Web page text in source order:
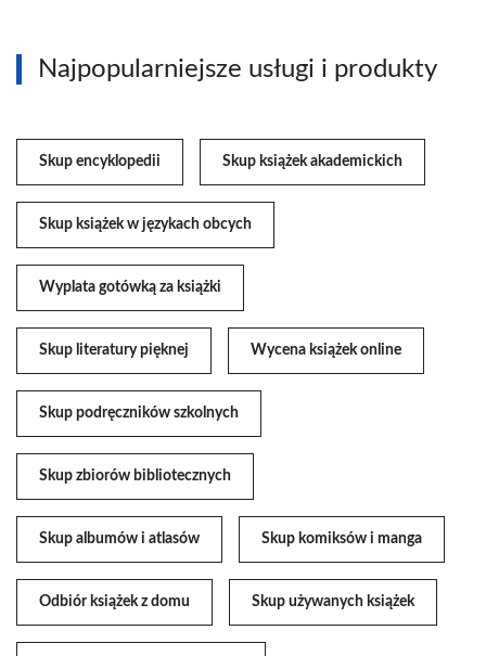
Najpopularniejsze usługi i produkty
Skup encyklopedii Skup książek akademickich
Skup książek w językach obcych
Wyplata gotówką za książki
Skup literatury pięknej Wycena książek online
Skup podręczników szkolnych
Skup zbiorów bibliotecznych
Skup albumów i atlasów Skup komiksów i manga
Odbiór książek z domu Skup używanych książek